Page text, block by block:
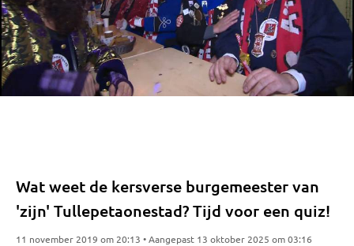
Wat weet de kersverse burgemeester van
'zijn' Tullepetaonestad? Tijd voor een quiz!
11 november 2019 om 20:13 • Aangepast 13 oktober 2025 om 03:16